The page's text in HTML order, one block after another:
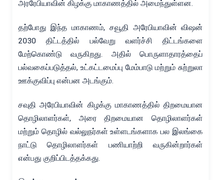
அரரேபியாவின் கிழக்கு மாகாணத்தில் அமைந்துள்ளன.
தற்போது இந்த மாகாணம், சவூதி அரேபியாவின் விஷன்
2030 திட்டத்தில் பல்வேறு வளர்ச்சி திட்டங்களை
மேற்கொண்டு வருகிறது. அதில் பொருளாதாரத்தைப்
பல்வகைப்படுத்தல், உட்கட்டமைப்பு மேம்பாடு மற்றும் சுற்றுலா
ஊக்குவிப்பு என்பன அடங்கும்.
சவுதி அரேபியாவின் கிழக்கு மாகாணத்தில் திறமையான
தொழிலாளர்கள், அரை திறமையான தொழிலாளர்கள்
மற்றும் தொழில் வல்லுநர்கள் உள்ளடங்களாக பல இலங்கை
நாட்டு தொழிலாளர்கள் பணியாற்றி வருகின்றார்கள்
என்பது குறிப்பிடத்தக்கது.